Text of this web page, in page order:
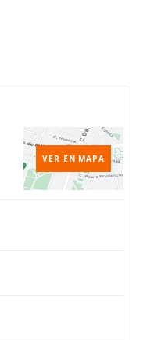
VER EN MAPA